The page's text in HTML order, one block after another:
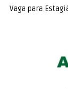
Vaga para